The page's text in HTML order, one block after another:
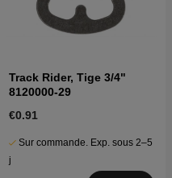
Track Rider, Tige 3/4"
8120000-29
€0.91
Sur commande. Exp. sous 2–5
j